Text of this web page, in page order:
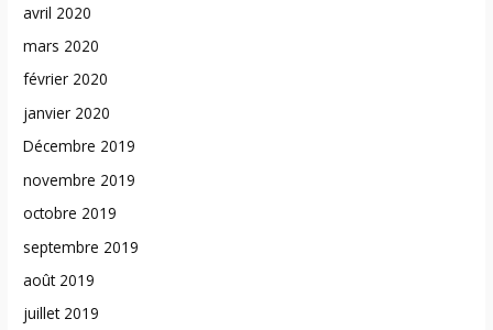
avril 2020
mars 2020
février 2020
janvier 2020
Décembre 2019
novembre 2019
octobre 2019
septembre 2019
août 2019
juillet 2019